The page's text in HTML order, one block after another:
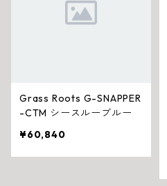
Grass Roots G-SNAPPER
-CTM シースルーブルー
¥60,840